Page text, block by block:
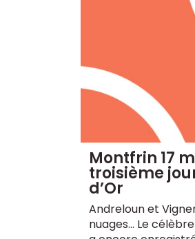
Montfrin 17
troisième
d’Or
Andreloun et
nuages... Le